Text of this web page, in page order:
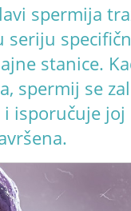
spermija
seriju
stanice.
spermij se
isporučuje joj